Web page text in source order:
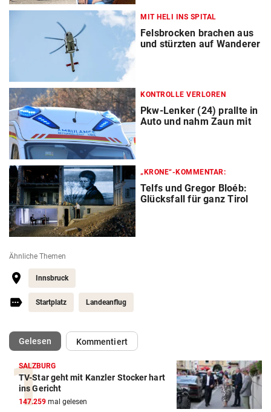
MIT HELI INS SPITAL
Felsbrocken brachen aus
und stürzten auf Wanderer
KONTROLLE VERLOREN
Pkw-Lenker (24) prallte in
Auto und nahm Zaun mit
„KRONE“-KOMMENTAR:
Telfs und Gregor Bloéb:
Glücksfall für ganz Tirol
Ähnliche Themen
Innsbruck
Startplatz Landeanflug
Gelesen(ausgewählt)Kommentiert
SALZBURG
TV-Star geht mit Kanzler Stocker hart
ins Gericht
147.259 mal gelesen